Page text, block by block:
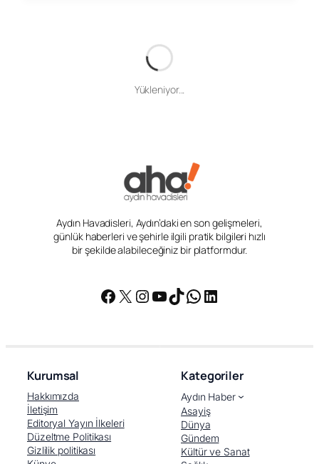
Yükleniyor...
Aydın Havadisleri, Aydın’daki en son gelişmeleri,
günlük haberleri ve şehirle ilgili pratik bilgileri hızlı
bir şekilde alabileceğiniz bir platformdur.
Facebook
X Instagram
YouTube
TikTok
WhatsApp
LinkedIn
Kurumsal
Hakkımızda
İletişim
Editoryal Yayın İlkeleri
Düzeltme Politikası
Gizlilik politikası
Kategoriler
Aydın Haber
Asayiş
Dünya
Gündem
Kültür ve Sanat